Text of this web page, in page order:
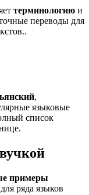
терминологию и
переводы для
,
языковые
список
примеры
ряда языков